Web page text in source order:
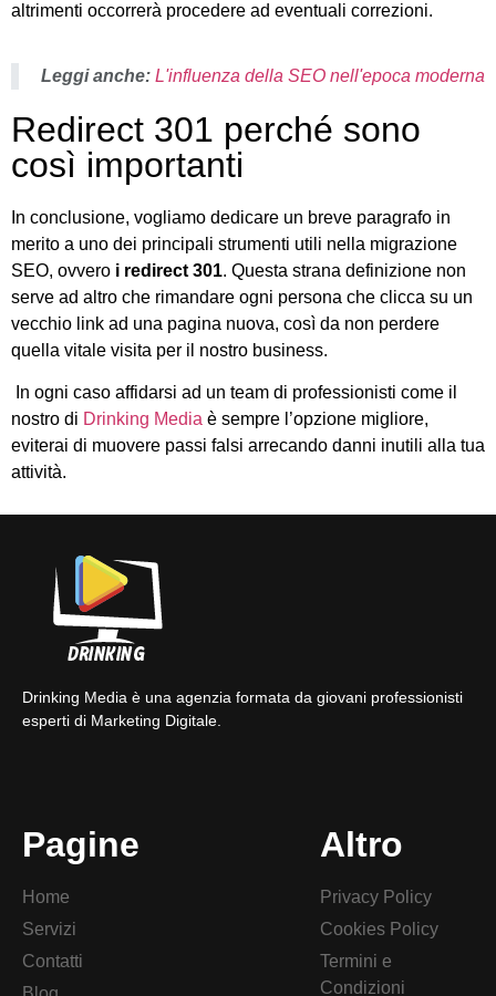
altrimenti occorrerà procedere ad eventuali correzioni.
Leggi anche: L'influenza della SEO nell'epoca moderna
Redirect 301 perché sono
così importanti
In conclusione, vogliamo dedicare un breve paragrafo in
merito a uno dei principali strumenti utili nella migrazione
SEO, ovvero i redirect 301. Questa strana definizione non
serve ad altro che rimandare ogni persona che clicca su un
vecchio link ad una pagina nuova, così da non perdere
quella vitale visita per il nostro business.
In ogni caso affidarsi ad un team di professionisti come il
nostro di Drinking Media è sempre l’opzione migliore,
eviterai di muovere passi falsi arrecando danni inutili alla tua
attività.
Drinking Media è una agenzia formata da giovani professionisti
esperti di Marketing Digitale.
Pagine
Home
Servizi
Contatti
Altro
Privacy Policy
Cookies Policy
Termini e
Condizioni